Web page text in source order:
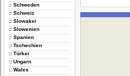
:: Schweden
:: Schweiz
:: Slowakei
:: Slowenien
:: Spanien
:: Tschechien
:: Türkei
:: Ungarn
:: Wales